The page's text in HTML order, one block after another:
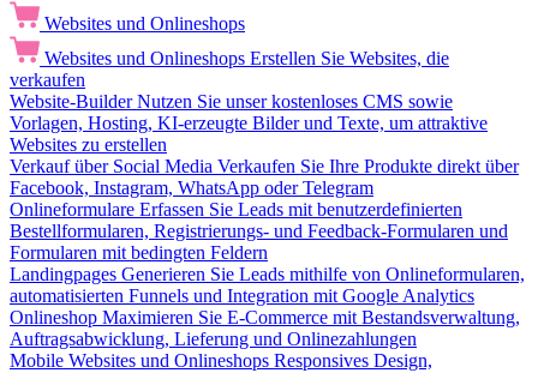
Websites und Onlineshops
Websites und Onlineshops Erstellen Sie Websites, die
verkaufen
Website-Builder Nutzen Sie unser kostenloses CMS sowie
Vorlagen, Hosting, KI-erzeugte Bilder und Texte, um attraktive
Websites zu erstellen
Verkauf über Social Media Verkaufen Sie Ihre Produkte direkt über
Facebook, Instagram, WhatsApp oder Telegram
Onlineformulare Erfassen Sie Leads mit benutzerdefinierten
Bestellformularen, Registrierungs- und Feedback-Formularen und
Formularen mit bedingten Feldern
Landingpages Generieren Sie Leads mithilfe von Onlineformularen,
automatisierten Funnels und Integration mit Google Analytics
Onlineshop Maximieren Sie E-Commerce mit Bestandsverwaltung,
Auftragsabwicklung, Lieferung und Onlinezahlungen
Mobile Websites und Onlineshops Responsives Design,